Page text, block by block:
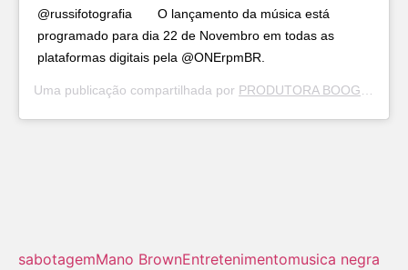
@russifotografia⠀ ⠀ O lançamento da música está
programado para dia 22 de Novembro em todas as
plataformas digitais pela @ONErpmBR.⠀
Uma publicação compartilhada por PRODUTORA BOOGIE NAIPE
sabotagemMano BrownEntretenimentomusica negra